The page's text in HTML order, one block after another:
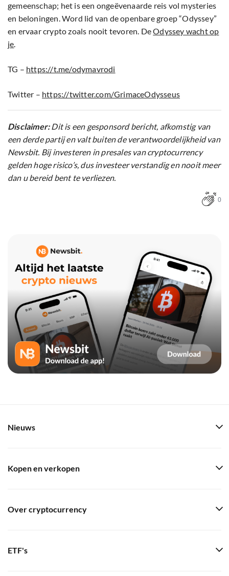
gemeenschap; het is een ongeëvenaarde reis vol mysteries
en beloningen. Word lid van de openbare groep “Odyssey”
en ervaar crypto zoals nooit tevoren. DeOdyssey wacht op
je.
TG – https://t.me/odymavrodi
Twitter – https://twitter.com/GrimaceOdysseus
Disclaimer:Dit is een gesponsord bericht, afkomstig van
een derde partij en valt buiten de verantwoordelijkheid van
Newsbit. Bij investeren in presales van cryptocurrency
gelden hoge risico’s, dus investeer verstandig en nooit meer
dan u bereid bent te verliezen.
0
Nieuws
Kopen en verkopen
Over cryptocurrency
ETF's